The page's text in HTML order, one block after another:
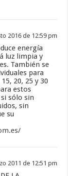
2016 de 12:59 pm
energía
luz limpia y
También se
para
20, 25 y 30
estos
sólo sin
sin
su
2011 de 12:51 pm